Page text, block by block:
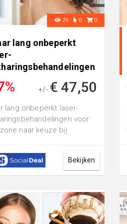
29 0 0
lang onbeperkt
+/- € 47,50
lang onbeperkt laser-
voor
naar keuze bij
sc...
Bekijken